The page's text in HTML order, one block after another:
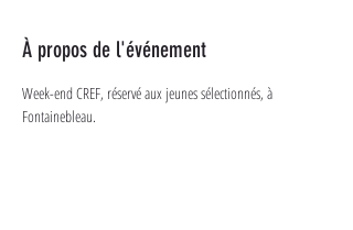
À propos de l'événement
Week-end CREF, réservé aux jeunes sélectionnés, à
Fontainebleau.